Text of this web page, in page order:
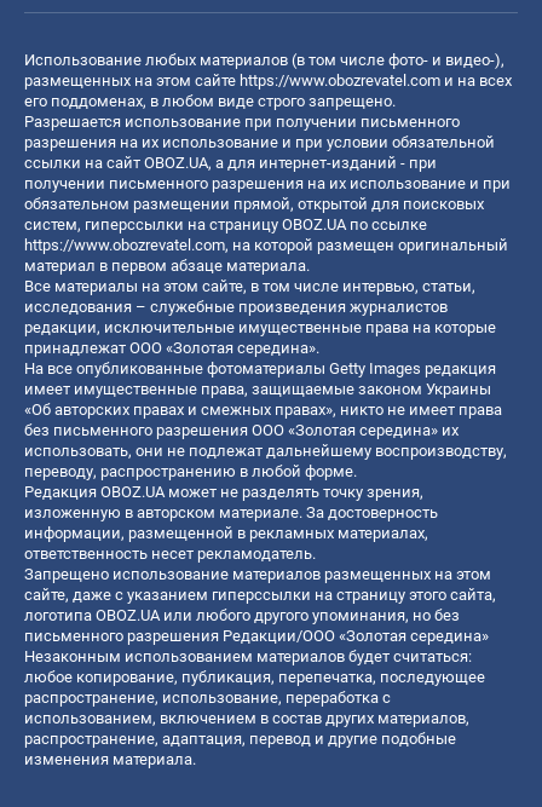
Использование любых материалов (в том числе фото- и видео-),
размещенных на этом сайте https://www.obozrevatel.com и на всех
его поддоменах, в любом виде строго запрещено.
Разрешается использование при получении письменного
разрешения на их использование и при условии обязательной
ссылки на сайт OBOZ.UA, а для интернет-изданий - при
получении письменного разрешения на их использование и при
обязательном размещении прямой, открытой для поисковых
систем, гиперссылки на страницу OBOZ.UA по ссылке
https://www.obozrevatel.com, на которой размещен оригинальный
материал в первом абзаце материала.
Все материалы на этом сайте, в том числе интервью, статьи,
исследования – служебные произведения журналистов
редакции, исключительные имущественные права на которые
принадлежат ООО «Золотая середина».
На все опубликованные фотоматериалы Getty Images редакция
имеет имущественные права, защищаемые законом Украины
«Об авторских правах и смежных правах», никто не имеет права
без письменного разрешения ООО «Золотая середина» их
использовать, они не подлежат дальнейшему воспроизводству,
переводу, распространению в любой форме.
Редакция OBOZ.UA может не разделять точку зрения,
изложенную в авторском материале. За достоверность
информации, размещенной в рекламных материалах,
ответственность несет рекламодатель.
Запрещено использование материалов размещенных на этом
сайте, даже с указанием гиперссылки на страницу этого сайта,
логотипа OBOZ.UA или любого другого упоминания, но без
письменного разрешения Редакции/ООО «Золотая середина»
Незаконным использованием материалов будет считаться:
любое копирование, публикация, перепечатка, последующее
распространение, использование, переработка с
использованием, включением в состав других материалов,
распространение, адаптация, перевод и другие подобные
изменения материала.